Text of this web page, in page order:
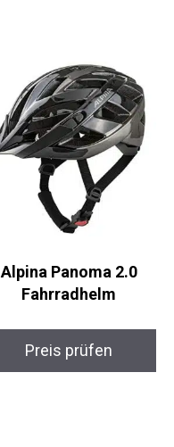
Alpina Panoma 2.0
Fahrradhelm
Preis prüfen